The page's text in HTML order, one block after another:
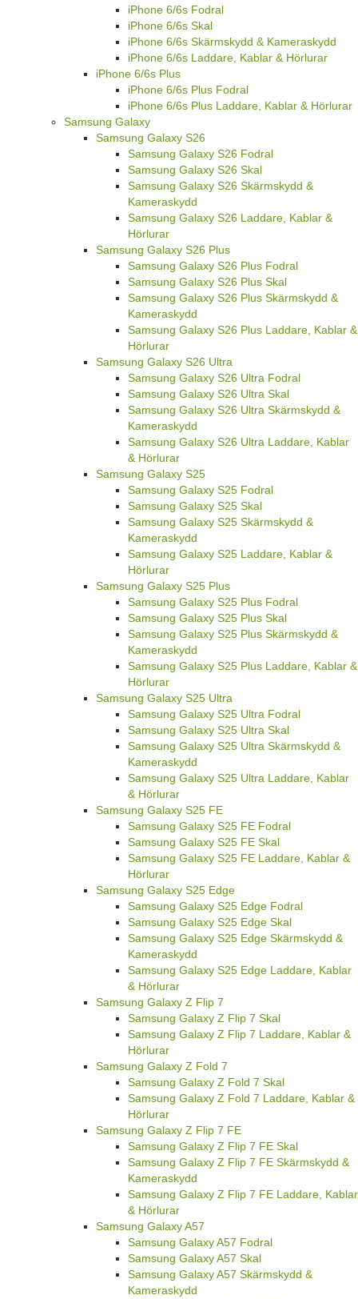
iPhone 6/6s Fodral
iPhone 6/6s Skal
iPhone 6/6s Skärmskydd & Kameraskydd
iPhone 6/6s Laddare, Kablar & Hörlurar
iPhone 6/6s Plus
iPhone 6/6s Plus Fodral
iPhone 6/6s Plus Laddare, Kablar & Hörlurar
Samsung Galaxy
Samsung Galaxy S26
Samsung Galaxy S26 Fodral
Samsung Galaxy S26 Skal
Samsung Galaxy S26 Skärmskydd &
Kameraskydd
Samsung Galaxy S26 Laddare, Kablar &
Hörlurar
Samsung Galaxy S26 Plus
Samsung Galaxy S26 Plus Fodral
Samsung Galaxy S26 Plus Skal
Samsung Galaxy S26 Plus Skärmskydd &
Kameraskydd
Samsung Galaxy S26 Plus Laddare, Kablar &
Hörlurar
Samsung Galaxy S26 Ultra
Samsung Galaxy S26 Ultra Fodral
Samsung Galaxy S26 Ultra Skal
Samsung Galaxy S26 Ultra Skärmskydd &
Kameraskydd
Samsung Galaxy S26 Ultra Laddare, Kablar
& Hörlurar
Samsung Galaxy S25
Samsung Galaxy S25 Fodral
Samsung Galaxy S25 Skal
Samsung Galaxy S25 Skärmskydd &
Kameraskydd
Samsung Galaxy S25 Laddare, Kablar &
Hörlurar
Samsung Galaxy S25 Plus
Samsung Galaxy S25 Plus Fodral
Samsung Galaxy S25 Plus Skal
Samsung Galaxy S25 Plus Skärmskydd &
Kameraskydd
Samsung Galaxy S25 Plus Laddare, Kablar &
Hörlurar
Samsung Galaxy S25 Ultra
Samsung Galaxy S25 Ultra Fodral
Samsung Galaxy S25 Ultra Skal
Samsung Galaxy S25 Ultra Skärmskydd &
Kameraskydd
Samsung Galaxy S25 Ultra Laddare, Kablar
& Hörlurar
Samsung Galaxy S25 FE
Samsung Galaxy S25 FE Fodral
Samsung Galaxy S25 FE Skal
Samsung Galaxy S25 FE Laddare, Kablar &
Hörlurar
Samsung Galaxy S25 Edge
Samsung Galaxy S25 Edge Fodral
Samsung Galaxy S25 Edge Skal
Samsung Galaxy S25 Edge Skärmskydd &
Kameraskydd
Samsung Galaxy S25 Edge Laddare, Kablar
& Hörlurar
Samsung Galaxy Z Flip 7
Samsung Galaxy Z Flip 7 Skal
Samsung Galaxy Z Flip 7 Laddare, Kablar &
Hörlurar
Samsung Galaxy Z Fold 7
Samsung Galaxy Z Fold 7 Skal
Samsung Galaxy Z Fold 7 Laddare, Kablar &
Hörlurar
Samsung Galaxy Z Flip 7 FE
Samsung Galaxy Z Flip 7 FE Skal
Samsung Galaxy Z Flip 7 FE Skärmskydd &
Kameraskydd
Samsung Galaxy Z Flip 7 FE Laddare, Kablar
& Hörlurar
Samsung Galaxy A57
Samsung Galaxy A57 Fodral
Samsung Galaxy A57 Skal
Samsung Galaxy A57 Skärmskydd &
Kameraskydd